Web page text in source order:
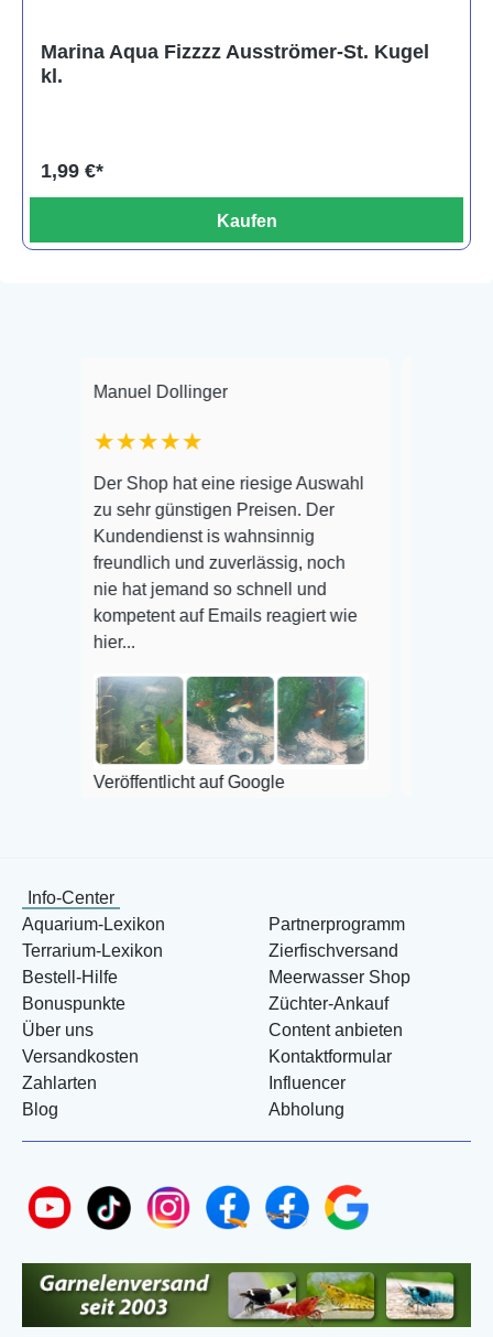
Marina Aqua Fizzzz Ausströmer-St. Kugel
kl.
1,99 €*
Kaufen
Manuel Dollinger
★★★★★
Der Shop hat eine riesige Auswahl
zu sehr günstigen Preisen. Der
Kundendienst is wahnsinnig
freundlich und zuverlässig, noch
nie hat jemand so schnell und
kompetent auf Emails reagiert wie
Veröffentlicht auf Google
Auswahl plus
Info-Center
Aquarium-Lexikon
Terrarium-Lexikon
Bestell-Hilfe
Bonuspunkte
Über uns
Versandkosten
Zahlarten
Blog
Partnerprogramm
Zierfischversand
Meerwasser Shop
Züchter-Ankauf
Content anbieten
Kontaktformular
Influencer
Abholung